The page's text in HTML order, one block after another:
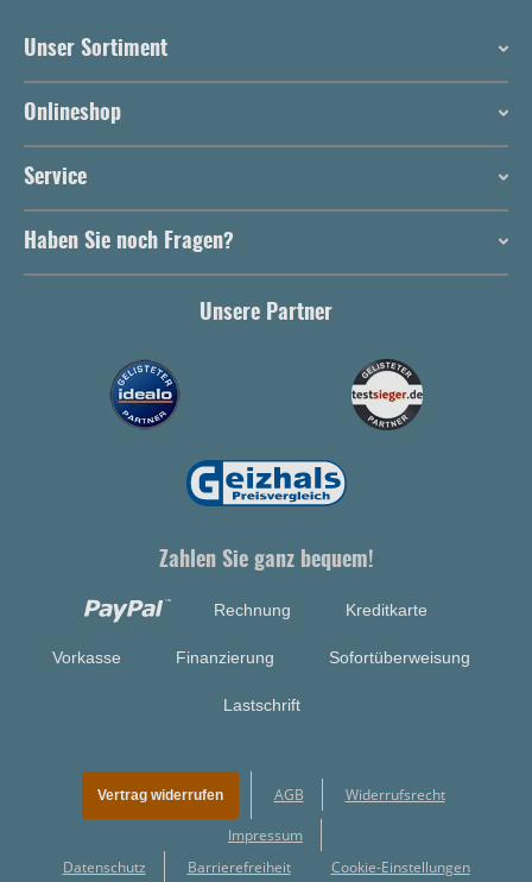
Unser Sortiment
Onlineshop
Service
Haben Sie noch Fragen?
Unsere Partner
Zahlen Sie ganz bequem!
Rechnung Kreditkarte
Vorkasse Finanzierung Sofortüberweisung
Lastschrift
Vertrag widerrufen AGB Widerrufsrecht
Impressum
Datenschutz
Barrierefreiheit Cookie-Einstellungen